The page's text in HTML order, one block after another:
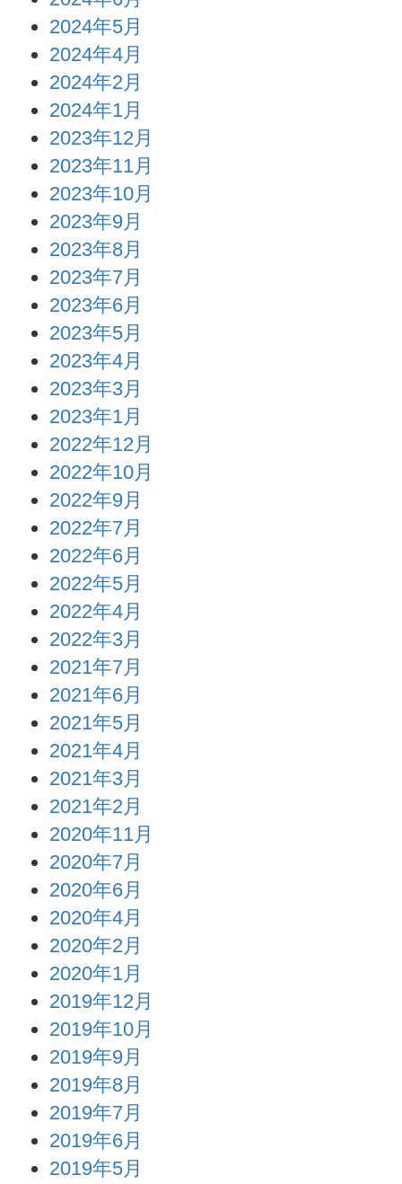
2024年5月
2024年4月
2024年2月
2024年1月
2023年12月
2023年11月
2023年10月
2023年9月
2023年8月
2023年7月
2023年6月
2023年5月
2023年4月
2023年3月
2023年1月
2022年12月
2022年10月
2022年9月
2022年7月
2022年6月
2022年5月
2022年4月
2022年3月
2021年7月
2021年6月
2021年5月
2021年4月
2021年3月
2021年2月
2020年11月
2020年7月
2020年6月
2020年4月
2020年2月
2020年1月
2019年12月
2019年10月
2019年9月
2019年8月
2019年7月
2019年6月
2019年5月